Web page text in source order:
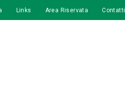
Links Area Riservata Contatti